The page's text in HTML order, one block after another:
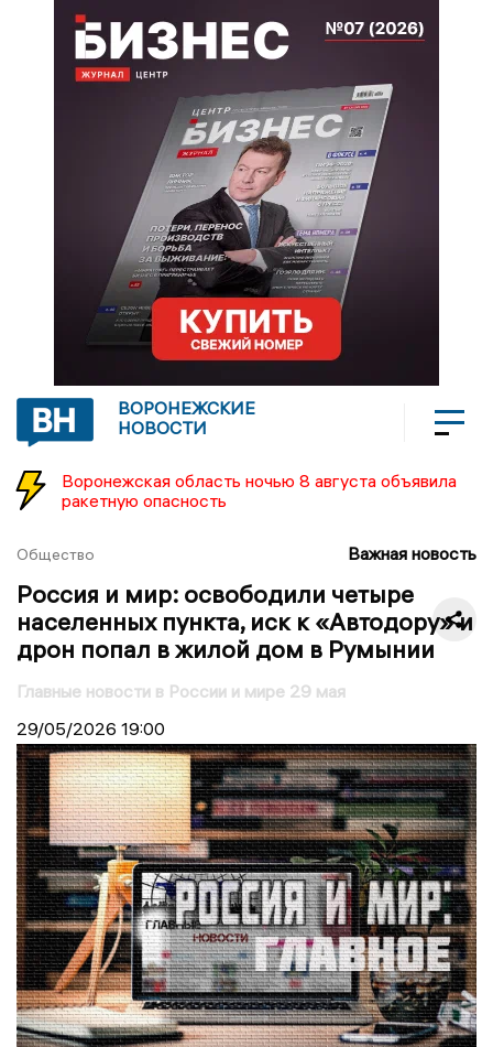
ВОРОНЕЖСКИЕ
НОВОСТИ
Воронежская область ночью 8 августа объявила
ракетную опасность
Общество Важная новость
Россия и мир: освободили четыре
населенных пункта, иск к «Автодору» и
дрон попал в жилой дом в Румынии
Главные новости в России и мире 29 мая
29/05/2026 19:00